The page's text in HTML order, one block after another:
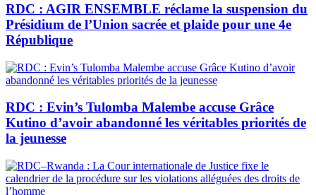
RDC : AGIR ENSEMBLE réclame la suspension du
Présidium de l’Union sacrée et plaide pour une 4e
République
RDC : Evin’s Tulomba Malembe accuse Grâce
Kutino d’avoir abandonné les véritables priorités de
la jeunesse